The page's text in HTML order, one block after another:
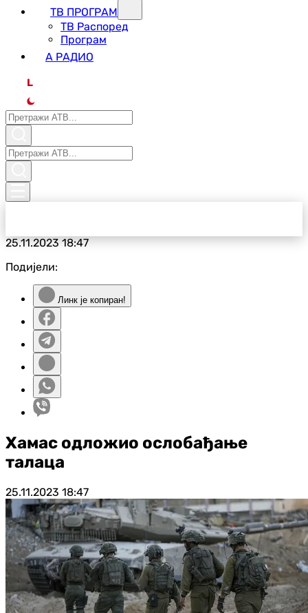
ТВ ПРОГРАМ
ТВ Распоред
Програм
А РАДИО
L
25.11.202318:47
Подијели:
Линк је копиран!
Хамас одложио ослобађање
талаца
25.11.2023 18:47